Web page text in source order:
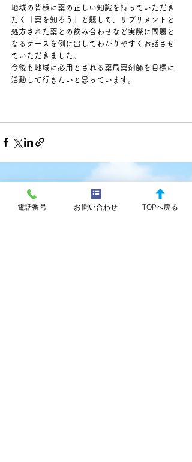
地域の皆様に薬の正しい知識を持っていただき
たく「薬を知ろう」と題して、サプリメントと
処方された薬との飲み合わせなど実際に問題と
なるケースを例に出してわかりやすくお話させ
ていただきました。
今後も地域に必用とされる薬局薬剤師を目標に
活動して行きたいと思っています。
最新記事
電話番号 お問い合わせ TOPへ戻る